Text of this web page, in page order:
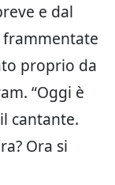
e dal
frammentate
proprio da
“Oggi è
cantante.
Ora si